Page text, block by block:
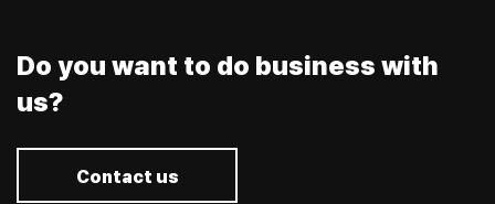
Do you want to do business with
us?
Contact us